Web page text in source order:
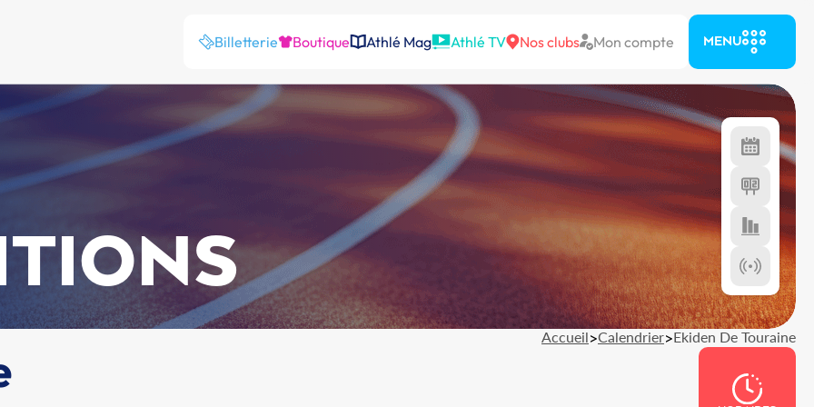
Billetterie Boutique Athlé Mag Athlé TV Nos clubs Mon compte MENU
Accueil>Calendrier>Ekiden De Touraine